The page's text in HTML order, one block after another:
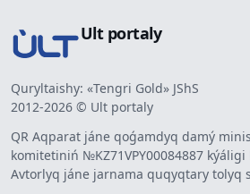
Ult portaly
Quryltaishy: «Tengri Gold» JShS
2012-2026 © Ult portaly
QR Aqparat jáne qoǵamdyq damý
komitetiniń №KZ71VPY00084887
Avtorlyq jáne jarnama quqyqtary tolyq